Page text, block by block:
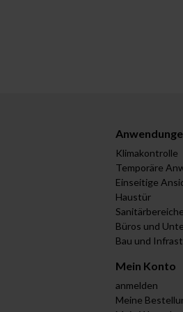
Klimakontrolle
Temporäre
Einseitige
Haustür
Büros und
Bau und
Mein Konto
anmelden
Meine